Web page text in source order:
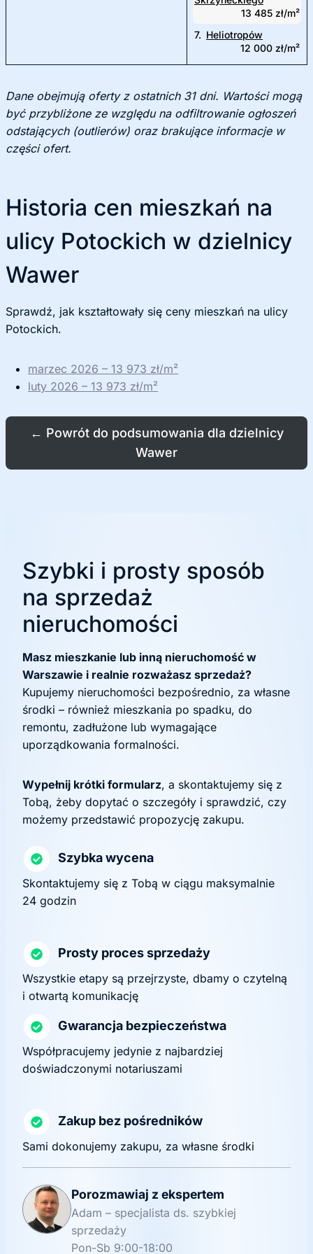
13 485 zł/m²
7. Heliotropów
12 000 zł/m²
Dane obejmują oferty z ostatnich 31 dni. Wartości mogą
być przybliżone ze względu na odfiltrowanie ogłoszeń
odstających (outlierów) oraz brakujące informacje w
części ofert.
Historia cen mieszkań na
ulicy Potockich w dzielnicy
Wawer
Sprawdź, jak kształtowały się ceny mieszkań na ulicy
Potockich.
marzec 2026 – 13 973 zł/m²
luty 2026 – 13 973 zł/m²
← Powrót do podsumowania dla dzielnicy
Wawer
Szybki i prosty sposób
na sprzedaż
nieruchomości
Masz mieszkanie lub inną nieruchomość w
Warszawie i realnie rozważasz sprzedaż?
Kupujemy nieruchomości bezpośrednio, za własne
środki – również mieszkania po spadku, do
remontu, zadłużone lub wymagające
uporządkowania formalności.
Wypełnij krótki formularz, a skontaktujemy się z
Tobą, żeby dopytać o szczegóły i sprawdzić, czy
możemy przedstawić propozycję zakupu.
Szybka wycena
Skontaktujemy się z Tobą w ciągu maksymalnie
24 godzin
Prosty proces sprzedaży
Wszystkie etapy są przejrzyste, dbamy o czytelną
i otwartą komunikację
Gwarancja bezpieczeństwa
Współpracujemy jedynie z najbardziej
doświadczonymi notariuszami
Zakup bez pośredników
Sami dokonujemy zakupu, za własne środki
Porozmawiaj z ekspertem
Adam – specjalista ds. szybkiej
sprzedaży
Pon-Sb 9:00-18:00